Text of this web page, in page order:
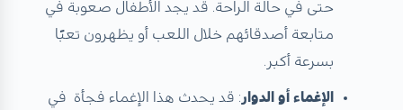
حتى في حالة الراحة. قد يجد الأطفال صعوبة في
متابعة أصدقائهم خلال اللعب أو يظهرون تعبًا
بسرعة أكبر.
الإغماء أو الدوار : قد يحدث هذا الإغماء فجأة في